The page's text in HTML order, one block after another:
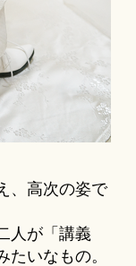
、高次の姿で
人が「講義
いなもの。